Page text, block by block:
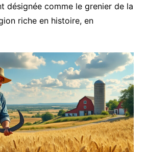
désignée comme le grenier de la
riche en histoire, en